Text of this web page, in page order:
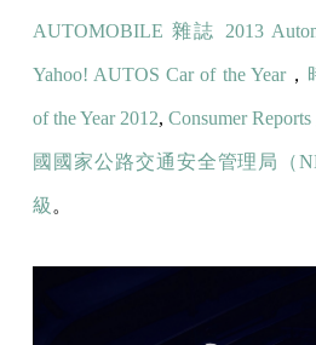
AUTOMOBILE 雜誌 2013
Yahoo! AUTOS Car of the Year，
of the Year 2012, Consumer Reports
國國家公路交通安全管理局（
級 。